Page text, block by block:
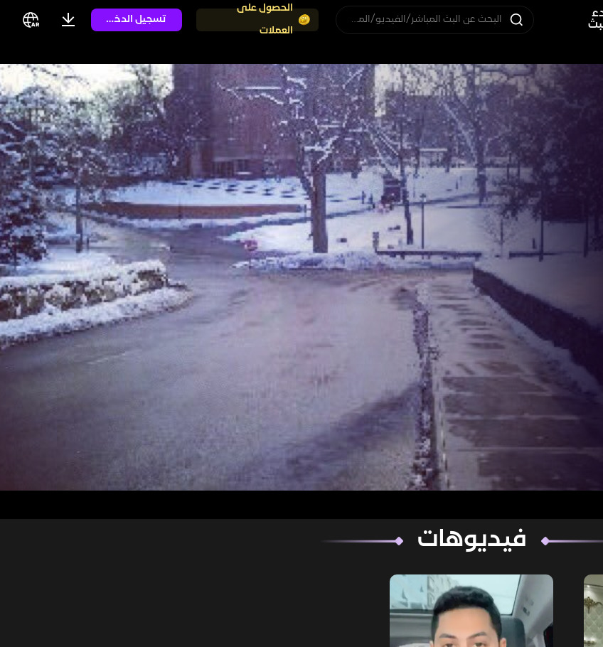
البحث عن البث المباشر/الفيديو/المستخدم
الحصول على
العملات
تسجيل الدخول
فيديوهات